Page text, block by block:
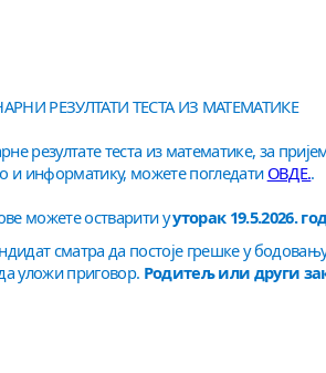
РЕЗУЛТАТИ ТЕСТА ИЗ МАТЕМАТИКЕ
резултате теста из математике, за
и информатику, можете погледати ОВДЕ..
можете остварити ууторак 19.5.2026.
сматра да постоје грешке у
уложи приговор. Родитељ или други